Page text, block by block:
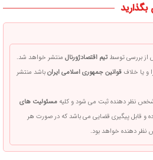
بررسی توسطتیم اقتصادژورنالمنتشر خواهد شد.
یا خلافقوانین جمهوری اسلامی ایرانباشد منتشر
نظر دهنده ثبت می شود و کلیهمسئولیت های
قابل پیگیری قضایی می باشد که در صورت هر
دهنده خواهد بود.